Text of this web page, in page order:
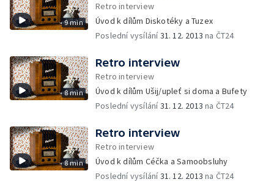
9 min
Retro interview
Úvod k dílům Diskotéky a Tuzex
Poslední vysílání31. 12. 2013 na ČT24
8 min
Retro interview
Retro interview
Úvod k dílům Ušij/upleť si doma a Bufety
Poslední vysílání31. 12. 2013 na ČT24
8 min
Retro interview
Retro interview
Úvod k dílům Céčka a Samoobsluhy
Poslední vysílání31. 12. 2013 na ČT24